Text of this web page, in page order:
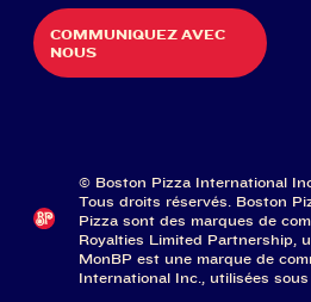
COMMUNIQUEZ AVEC
NOUS
© Boston Pizza International
Tous droits réservés. Boston
Pizza sont des marques de
Royalties Limited Partnership,
MonBP est une marque de
International Inc., utilisées